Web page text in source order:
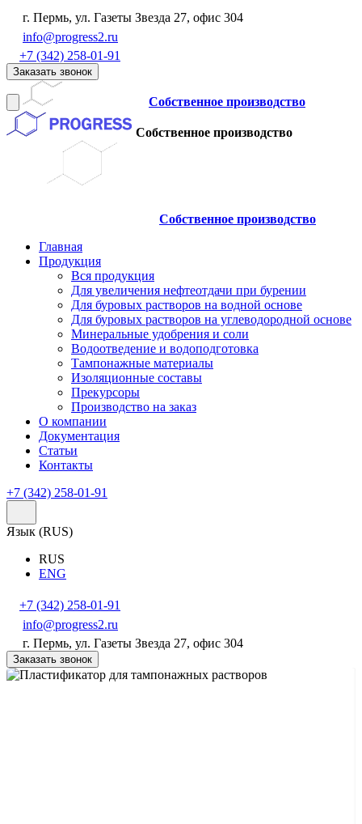
г. Пермь, ул. Газеты Звезда 27, офис 304
info@progress2.ru
+7 (342) 258-01-91
Заказать звонок
Собственное производство
Собственное производство
Собственное производство
Главная
Продукция
Вся продукция
Для увеличения нефтеотдачи при бурении
Для буровых растворов на водной основе
Для буровых растворов на углеводородной основе
Минеральные удобрения и соли
Водоотведение и водоподготовка
Тампонажные материалы
Изоляционные составы
Прекурсоры
Производство на заказ
О компании
Документация
Статьи
Контакты
+7 (342) 258-01-91
Язык (RUS)
RUS
ENG
+7 (342) 258-01-91
info@progress2.ru
г. Пермь, ул. Газеты Звезда 27, офис 304
Заказать звонок